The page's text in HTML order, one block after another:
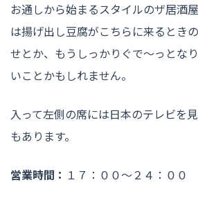
お通しから始まるスタイルのザ居酒
は揚げ出し豆腐がこちらに来るとき
せとか、もうしっかりぐで〜っとな
いことかもしれません。
入って左側の席には日本のテレビを
もあります。
営業時間： １７：００〜２４：００